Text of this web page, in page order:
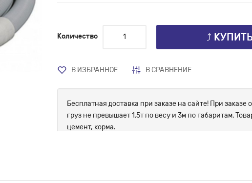
Количество ⤴
В ИЗБРАННОЕ В СРАВНЕНИЕ
Бесплатная доставка при заказе на сайте! При
груз не превышает 1.5т по весу и 3м по габаритам.
цемент, корма.